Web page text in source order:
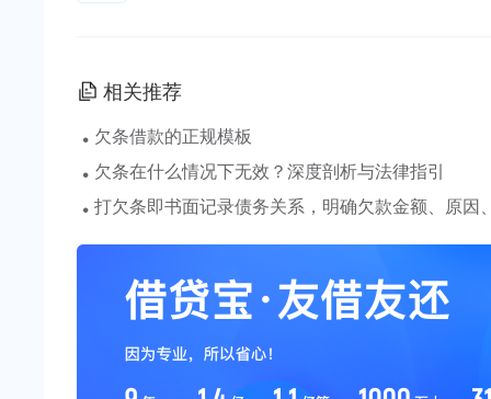
相关推荐
· 欠条借款的正规模板
· 欠条在什么情况下无效？深度剖析与法律指引
· 打欠条即书面记录债务关系，明确欠款金额、原因